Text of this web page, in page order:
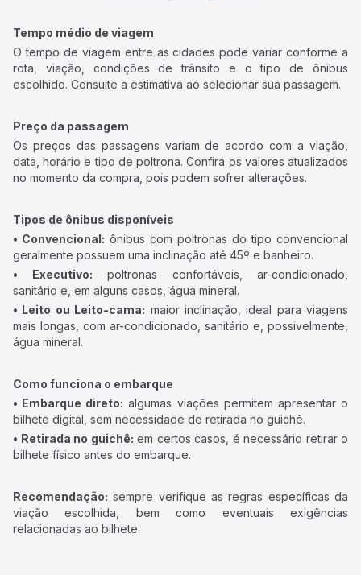
Tempo médio de viagem
O tempo de viagem entre as cidades pode variar conforme a
rota, viação, condições de trânsito e o tipo de ônibus
escolhido. Consulte a estimativa ao selecionar sua passagem.
Preço da passagem
Os preços das passagens variam de acordo com a viação,
data, horário e tipo de poltrona. Confira os valores atualizados
no momento da compra, pois podem sofrer alterações.
Tipos de ônibus disponíveis
• Convencional: ônibus com poltronas do tipo convencional
geralmente possuem uma inclinação até 45º e banheiro.
• Executivo: poltronas confortáveis, ar-condicionado,
sanitário e, em alguns casos, água mineral.
• Leito ou Leito-cama: maior inclinação, ideal para viagens
mais longas, com ar-condicionado, sanitário e, possivelmente,
água mineral.
Como funciona o embarque
• Embarque direto: algumas viações permitem apresentar o
bilhete digital, sem necessidade de retirada no guichê.
• Retirada no guichê: em certos casos, é necessário retirar o
bilhete físico antes do embarque.
Recomendação: sempre verifique as regras específicas da
viação escolhida, bem como eventuais exigências
relacionadas ao bilhete.